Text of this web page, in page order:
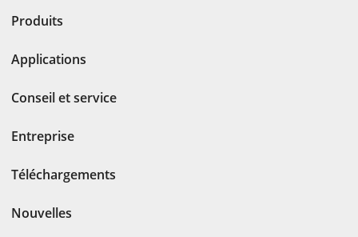
Produits
Applications
Conseil et service
Entreprise
Téléchargements
Nouvelles